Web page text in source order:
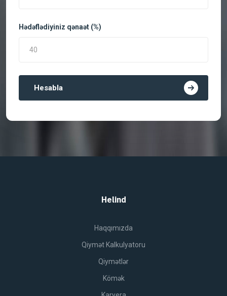
Hədəflədiyiniz qənaət (%)
Hesabla
Helind
Haqqımızda
Qiymət Kalkulyatoru
Qiymətlər
Kömək